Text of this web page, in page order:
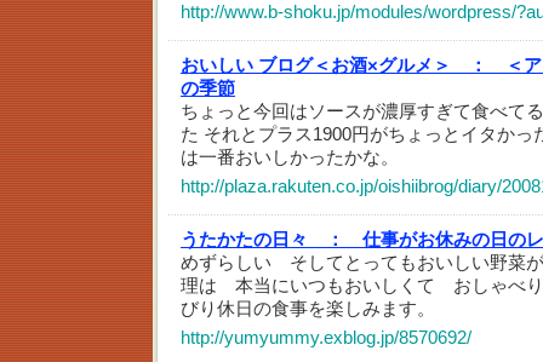
http://www.b-shoku.jp/modules/wordpress/
おいしい ブログ＜お酒×グルメ＞ ：
＜
の季節
ちょっと今回はソースが濃厚すぎて食べて
た それとプラス1900円がちょっとイタかっ
は一番おいしかったかな。
http://plaza.rakuten.co.jp/oishiibrog/diary/
うたかたの日々 ：
仕事がお休みの日の
めずらしい そしてとってもおいしい野菜
理は 本当にいつもおいしくて おしゃべ
びり休日の食事を楽しみます。
http://yumyummy.exblog.jp/8570692/